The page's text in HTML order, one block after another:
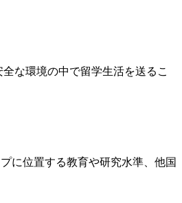
な環境の中で留学生活を送るこ
に位置する教育や研究水準、他国